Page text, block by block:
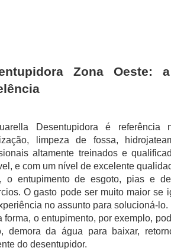
Zona Oeste:
Desentupidora é
limpeza de fossa,
altamente treinados e
e com um nível de excelente
o entupimento de esgoto, pias e
O gasto pode ser muito maior se
no assunto para solucioná-lo.
forma, o entupimento, por exemplo,
demora da água para baixar,
do desentupidor.